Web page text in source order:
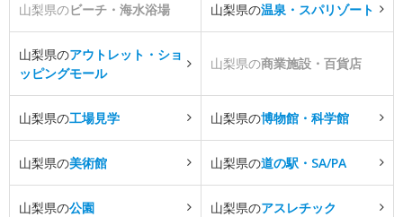
山梨県のビーチ・海水浴場 山梨県の温泉・スパリゾート
山梨県のアウトレット・ショ
ッピングモール
山梨県の商業施設・百貨店
山梨県の工場見学 山梨県の博物館・科学館
山梨県の美術館 山梨県の道の駅・SA/PA
山梨県の公園 山梨県のアスレチック